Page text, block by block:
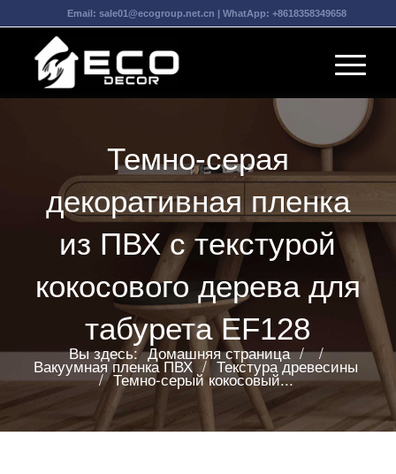
Email: sale01@ecogroup.net.cn | WhatApp: +8618358349658
Темно-серая
декоративная пленка
из ПВХ с текстурой
кокосового дерева для
табурета EF128
Вы здесь: Домашняя страница / /
Вакуумная пленка ПВХ / Текстура древесины
/ Темно-серый кокосовый...